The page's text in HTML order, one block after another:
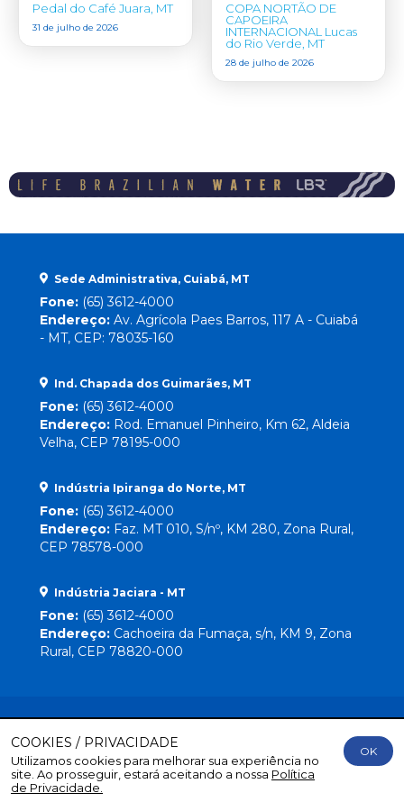
Pedal do Café Juara, MT
31 de julho de 2026
COPA NORTÃO DE
CAPOEIRA
INTERNACIONAL Lucas
do Rio Verde, MT
28 de julho de 2026
Sede Administrativa, Cuiabá, MT
Fone: (65) 3612-4000
Endereço: Av. Agrícola Paes Barros, 117 A - Cuiabá
- MT, CEP: 78035-160
Ind. Chapada dos Guimarães, MT
Fone: (65) 3612-4000
Endereço: Rod. Emanuel Pinheiro, Km 62, Aldeia
Velha, CEP 78195-000
Indústria Ipiranga do Norte, MT
Fone: (65) 3612-4000
Endereço: Faz. MT 010, S/nº, KM 280, Zona Rural,
CEP 78578-000
Indústria Jaciara - MT
Fone: (65) 3612-4000
Endereço: Cachoeira da Fumaça, s/n, KM 9, Zona
Rural, CEP 78820-000
Direitos Reservados© 2026 Lebrinha |By Mr. Wolf
COOKIES / PRIVACIDADE
Utilizamos cookies para melhorar sua experiência no
site. Ao prosseguir, estará aceitando a nossa Política
de Privacidade.
OK